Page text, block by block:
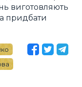
виготовляють
придбати